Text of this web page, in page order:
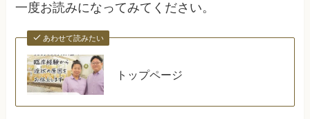
一度お読みになってみてください。
あわせて読みたい
トップページ